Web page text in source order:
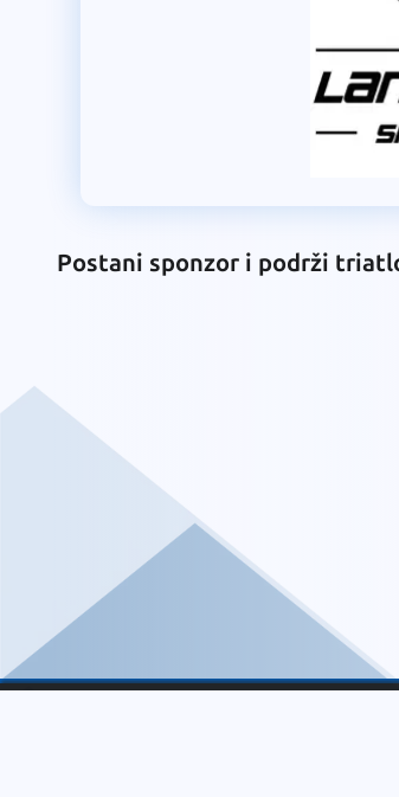
Postani sponzor i podrži